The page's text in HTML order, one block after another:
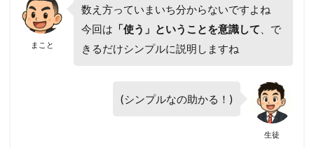
まこと
数え方っていまいち分からないですよね
今回は 「使う」ということを意識して 、で
きるだけシンプルに説明しますね
生徒
(シンプルなの助かる！)